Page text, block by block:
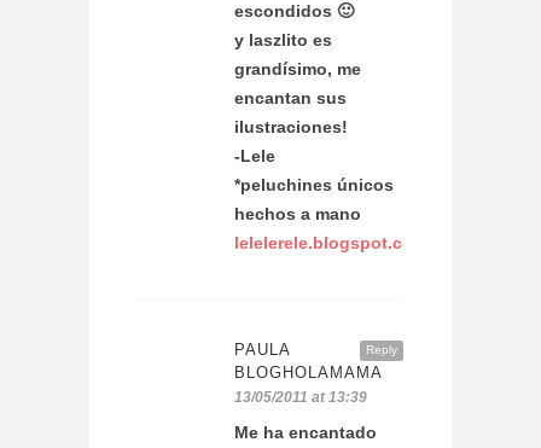
escondidos 🙂
y laszlito es
grandísimo, me
encantan sus
ilustraciones!
-Lele
*peluchines únicos
hechos a mano
lelelerele.blogspot.com
Reply
PAULA
BLOGHOLAMAMA
13/05/2011 at 13:39
Me ha encantado